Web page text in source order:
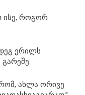
ისე, როგორ
ერილს
რომ, ახლა ორივე